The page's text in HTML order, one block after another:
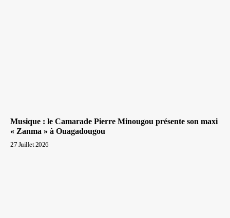
Musique : le Camarade Pierre Minougou présente son maxi
« Zanma » à Ouagadougou
27 Juillet 2026